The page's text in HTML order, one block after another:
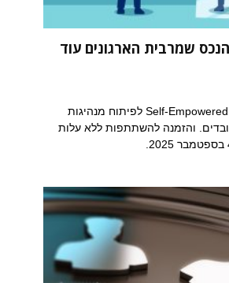
שמרבית הארגונים עוד
הצגת שיטת Self-Empowered Employees לפיתוח מנהיגות
והזמנה להשתתפות ללא עלות